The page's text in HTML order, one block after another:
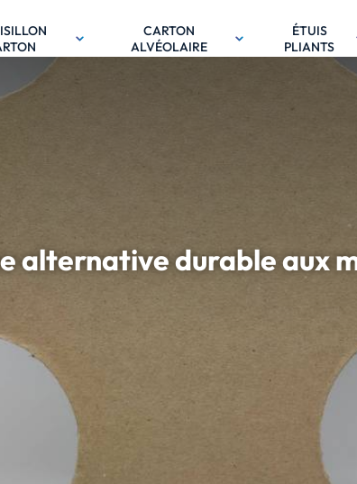
CARTON
ALVÉOLAIRE
ÉTUIS
PLIANTS
alternative durable aux